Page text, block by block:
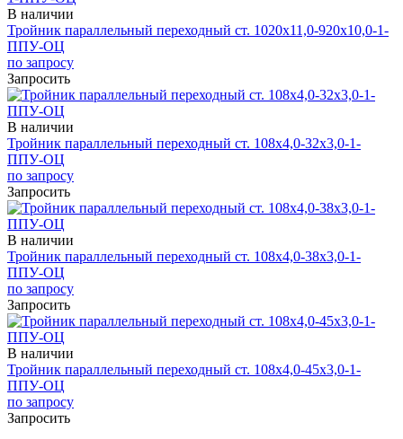
В наличии
Тройник параллельный переходный ст. 1020х11,0-920х10,0-1-
ППУ-ОЦ
по запросу
Запросить
В наличии
Тройник параллельный переходный ст. 108х4,0-32х3,0-1-
ППУ-ОЦ
по запросу
Запросить
В наличии
Тройник параллельный переходный ст. 108х4,0-38х3,0-1-
ППУ-ОЦ
по запросу
Запросить
В наличии
Тройник параллельный переходный ст. 108х4,0-45х3,0-1-
ППУ-ОЦ
по запросу
Запросить